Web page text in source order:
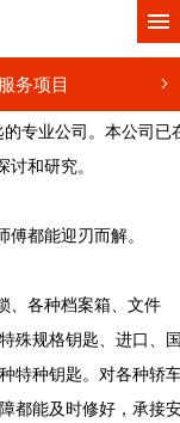
服务项目
专业公司。本公司已
和研究。
都能迎刃而解。
、各种档案箱、文件
殊规格钥匙、进口、
特种钥匙。对各种轿
都能及时修好，承接